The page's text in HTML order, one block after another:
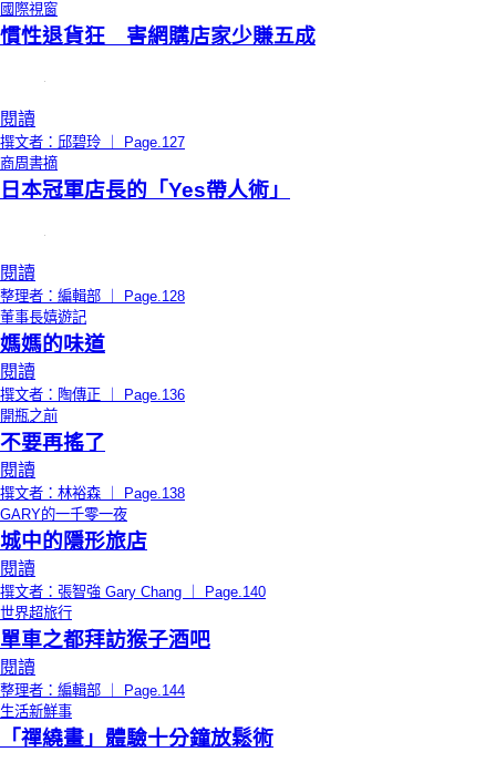
國際視窗
慣性退貨狂 害網購店家少賺五成
閱讀
撰文者：邱碧玲 ｜ Page.127
商周書摘
日本冠軍店長的「Yes帶人術」
閱讀
整理者：編輯部 ｜ Page.128
董事長嬉遊記
媽媽的味道
閱讀
撰文者：陶傳正 ｜ Page.136
開瓶之前
不要再搖了
閱讀
撰文者：林裕森 ｜ Page.138
GARY的一千零一夜
城中的隱形旅店
閱讀
撰文者：張智強 Gary Chang ｜ Page.140
世界超旅行
單車之都拜訪猴子酒吧
閱讀
整理者：編輯部 ｜ Page.144
生活新鮮事
「禪繞畫」體驗十分鐘放鬆術